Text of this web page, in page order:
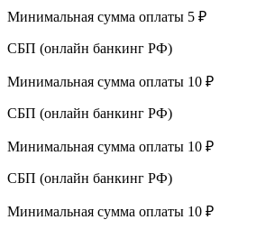
Минимальная сумма оплаты 5 ₽
СБП (онлайн банкинг РФ)
Минимальная сумма оплаты 10 ₽
СБП (онлайн банкинг РФ)
Минимальная сумма оплаты 10 ₽
СБП (онлайн банкинг РФ)
Минимальная сумма оплаты 10 ₽